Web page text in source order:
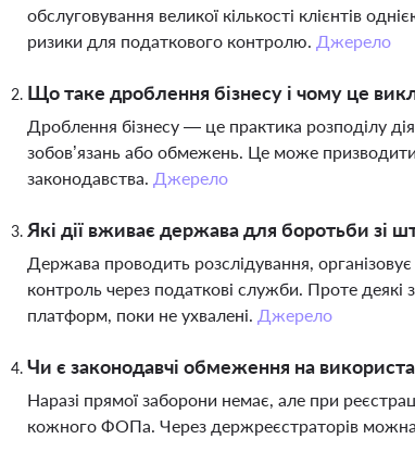
обслуговування великої кількості клієнтів
ризики для податкового контролю. Джерело
Що таке дроблення бізнесу і чому це
Дроблення бізнесу — це практика розподілу
зобов’язань або обмежень. Це може
законодавства. Джерело
Які дії вживає держава для боротьби зі
Держава проводить розслідування,
контроль через податкові служби. Проте
платформ, поки не ухвалені. Джерело
Чи є законодавчі обмеження на
Наразі прямої заборони немає, але при
кожного ФОПа. Через держреєстраторів